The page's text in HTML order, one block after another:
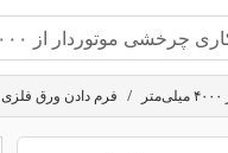
فرم دادن ورق فلزی